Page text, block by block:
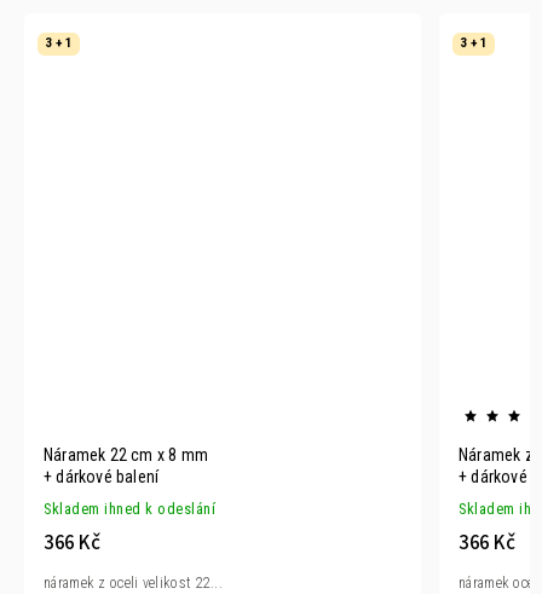
3 + 1
Náramek 22 cm x 8 mm
+ dárkové balení
Skladem ihned k odeslání
366 Kč
náramek z oceli velikost 22...
3 + 1
Náramek z
+ dárkové
Skladem
366 Kč
náramek